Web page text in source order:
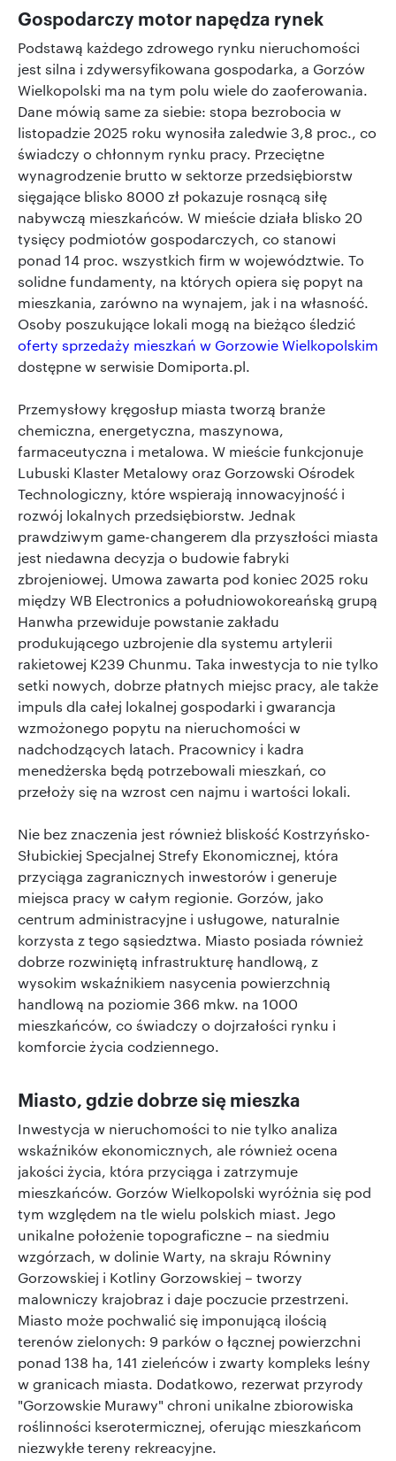
Gospodarczy motor napędza rynek
Podstawą każdego zdrowego rynku nieruchomości
jest silna i zdywersyfikowana gospodarka, a Gorzów
Wielkopolski ma na tym polu wiele do zaoferowania.
Dane mówią same za siebie: stopa bezrobocia w
listopadzie 2025 roku wynosiła zaledwie 3,8 proc., co
świadczy o chłonnym rynku pracy. Przeciętne
wynagrodzenie brutto w sektorze przedsiębiorstw
sięgające blisko 8000 zł pokazuje rosnącą siłę
nabywczą mieszkańców. W mieście działa blisko 20
tysięcy podmiotów gospodarczych, co stanowi
ponad 14 proc. wszystkich firm w województwie. To
solidne fundamenty, na których opiera się popyt na
mieszkania, zarówno na wynajem, jak i na własność.
Osoby poszukujące lokali mogą na bieżąco śledzić
oferty sprzedaży mieszkań w Gorzowie Wielkopolskim
dostępne w serwisie Domiporta.pl.
Przemysłowy kręgosłup miasta tworzą branże
chemiczna, energetyczna, maszynowa,
farmaceutyczna i metalowa. W mieście funkcjonuje
Lubuski Klaster Metalowy oraz Gorzowski Ośrodek
Technologiczny, które wspierają innowacyjność i
rozwój lokalnych przedsiębiorstw. Jednak
prawdziwym game-changerem dla przyszłości miasta
jest niedawna decyzja o budowie fabryki
zbrojeniowej. Umowa zawarta pod koniec 2025 roku
między WB Electronics a południowokoreańską grupą
Hanwha przewiduje powstanie zakładu
produkującego uzbrojenie dla systemu artylerii
rakietowej K239 Chunmu. Taka inwestycja to nie tylko
setki nowych, dobrze płatnych miejsc pracy, ale także
impuls dla całej lokalnej gospodarki i gwarancja
wzmożonego popytu na nieruchomości w
nadchodzących latach. Pracownicy i kadra
menedżerska będą potrzebowali mieszkań, co
przełoży się na wzrost cen najmu i wartości lokali.
Nie bez znaczenia jest również bliskość Kostrzyńsko-
Słubickiej Specjalnej Strefy Ekonomicznej, która
przyciąga zagranicznych inwestorów i generuje
miejsca pracy w całym regionie. Gorzów, jako
centrum administracyjne i usługowe, naturalnie
korzysta z tego sąsiedztwa. Miasto posiada również
dobrze rozwiniętą infrastrukturę handlową, z
wysokim wskaźnikiem nasycenia powierzchnią
handlową na poziomie 366 mkw. na 1000
mieszkańców, co świadczy o dojrzałości rynku i
komforcie życia codziennego.
Miasto, gdzie dobrze się mieszka
Inwestycja w nieruchomości to nie tylko analiza
wskaźników ekonomicznych, ale również ocena
jakości życia, która przyciąga i zatrzymuje
mieszkańców. Gorzów Wielkopolski wyróżnia się pod
tym względem na tle wielu polskich miast. Jego
unikalne położenie topograficzne – na siedmiu
wzgórzach, w dolinie Warty, na skraju Równiny
Gorzowskiej i Kotliny Gorzowskiej – tworzy
malowniczy krajobraz i daje poczucie przestrzeni.
Miasto może pochwalić się imponującą ilością
terenów zielonych: 9 parków o łącznej powierzchni
ponad 138 ha, 141 zieleńców i zwarty kompleks leśny
w granicach miasta. Dodatkowo, rezerwat przyrody
"Gorzowskie Murawy" chroni unikalne zbiorowiska
roślinności kserotermicznej, oferując mieszkańcom
niezwykłe tereny rekreacyjne.